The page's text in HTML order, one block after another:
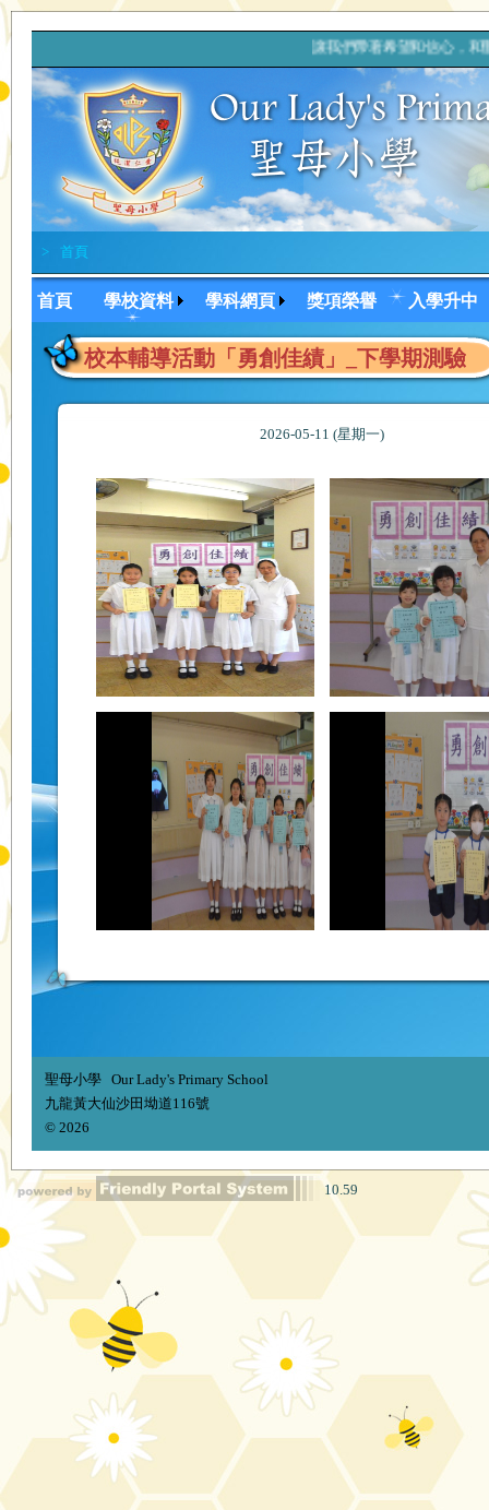
讓我們帶著希望和信心
> 首頁
首頁 學校資料 學科網頁 獎項榮譽 入學升中
校本輔導活動「勇創佳績」_下學期測驗
2026-05-11 (星期一)
聖母小學 Our Lady's Primary School
九龍黃大仙沙田坳道116號
© 2026
10.59